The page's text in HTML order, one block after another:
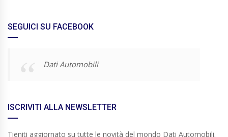
SEGUICI SU FACEBOOK
Dati Automobili
ISCRIVITI ALLA NEWSLETTER
Tieniti aggiornato su tutte le novità del mondo Dati Automobili.